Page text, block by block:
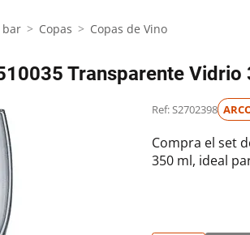
bar Copas Copas de Vino
Transparente Vidrio
Ref: S2702398
Compra el set
350 ml, ideal